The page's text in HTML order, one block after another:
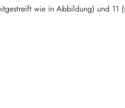
wie in Abbildung) und 11